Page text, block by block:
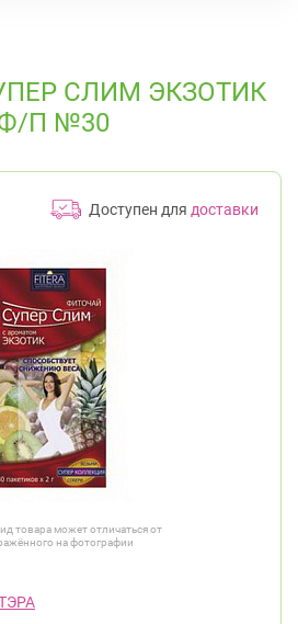
СЛИМ ЭКЗОТИК
П №30
Доступен для доставки
товара может отличаться от
на фотографии